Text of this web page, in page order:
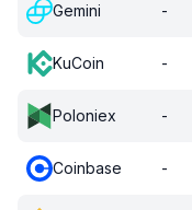
Gemini -
KuCoin -
Poloniex -
Coinbase -